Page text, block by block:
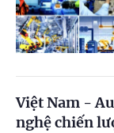
Việt Nam -
nghệ chiến